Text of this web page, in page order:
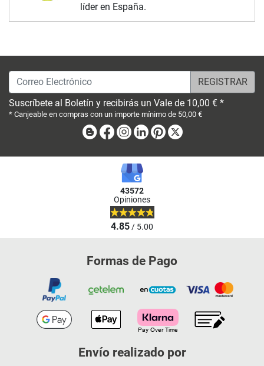
líder en España.
Correo Electrónico
Suscríbete al Boletín y recibirás un Vale de 10,00 € *
* Canjeable en compras con un importe mínimo de 50,00 €
BlogFacebook
Instagram
LinkedinPinterest
43572
Opiniones
4.85/ 5.00
Formas de Pago
Envío realizado por